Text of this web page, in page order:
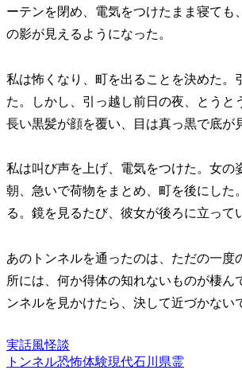
ーテンを閉め、電気をつけたまま寝て
の影が見えるようになった。
私は怖くなり、町を出ることを決めた。
た。しかし、引っ越し前日の夜、とうと
長い黒髪が顔を覆い、目は真っ黒で底
私は叫び声を上げ、電気をつけた。女
朝、急いで荷物をまとめ、町を後にし
る。鏡を見るたび、彼女が後ろに立って
あのトンネルを通ったのは、ただの一
所には、何か得体の知れないものが棲
ンネルを見かけたら、決して近づかない
実話風怪談
トンネル恐怖体験現代石川県霊